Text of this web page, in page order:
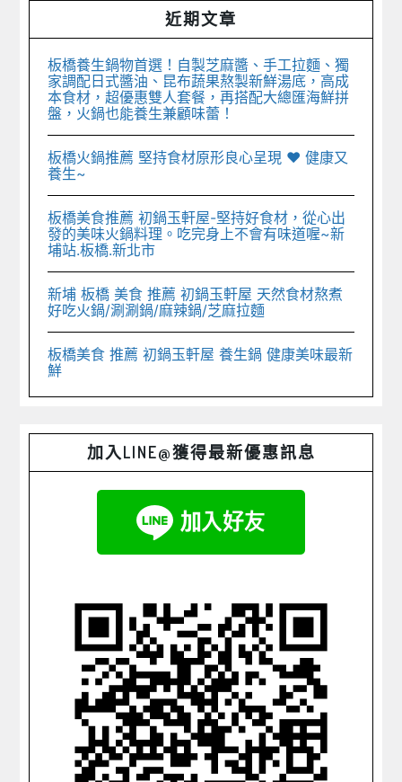
近期文章
板橋養生鍋物首選！自製芝麻醬、手工拉麵、獨
家調配日式醬油、昆布蔬果熬製新鮮湯底，高成
本食材，超優惠雙人套餐，再搭配大總匯海鮮拼
盤，火鍋也能養生兼顧味蕾！
板橋火鍋推薦 堅持食材原形良心呈現 ♥︎ 健康又
養生~
板橋美食推薦 初鍋玉軒屋-堅持好食材，從心出
發的美味火鍋料理。吃完身上不會有味道喔~新
埔站.板橋.新北市
新埔 板橋 美食 推薦 初鍋玉軒屋 天然食材熬煮
好吃火鍋/涮涮鍋/麻辣鍋/芝麻拉麵
板橋美食 推薦 初鍋玉軒屋 養生鍋 健康美味最新
鮮
加入LINE@獲得最新優惠訊息